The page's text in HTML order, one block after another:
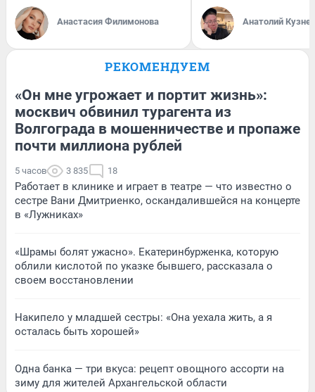
Анастасия Филимонова Анатолий
РЕКОМЕНДУЕМ
«Он мне угрожает и портит жизнь»:
москвич обвинил турагента из
Волгограда в мошенничестве и пропаже
почти миллиона рублей
5 часов 3 835 18
Работает в клинике и играет в театре — что известно о
сестре Вани Дмитриенко, оскандалившейся на концерте
в «Лужниках»
«Шрамы болят ужасно». Екатеринбурженка, которую
облили кислотой по указке бывшего, рассказала о
своем восстановлении
Накипело у младшей сестры: «Она уехала жить, а я
осталась быть хорошей»
Одна банка — три вкуса: рецепт овощного ассорти на
зиму для жителей Архангельской области